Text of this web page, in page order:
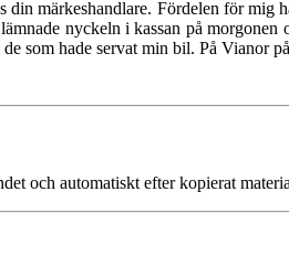
märkeshandlare. Fördelen för mig
nyckeln i kassan på
som hade servat min bil. På Vianor
och automatiskt efter kopierat